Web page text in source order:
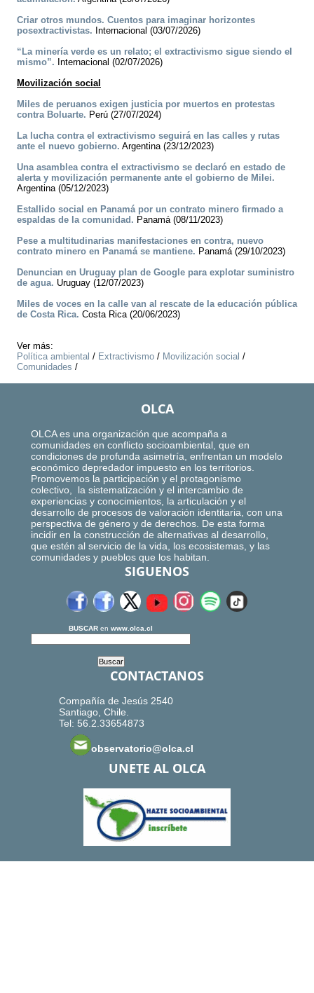
Criar otros mundos. Cuentos para imaginar horizontes
posextractivistas. Internacional (03/07/2026)
“La minería verde es un relato; el extractivismo sigue siendo el
mismo”. Internacional (02/07/2026)
Movilización social
Miles de peruanos exigen justicia por muertos en protestas
contra Boluarte. Perú (27/07/2024)
La lucha contra el extractivismo seguirá en las calles y rutas
ante el nuevo gobierno. Argentina (23/12/2023)
Una asamblea contra el extractivismo se declaró en estado de
alerta y movilización permanente ante el gobierno de Milei.
Argentina (05/12/2023)
Estallido social en Panamá por un contrato minero firmado a
espaldas de la comunidad. Panamá (08/11/2023)
Pese a multitudinarias manifestaciones en contra, nuevo
contrato minero en Panamá se mantiene. Panamá (29/10/2023)
Denuncian en Uruguay plan de Google para explotar suministro
de agua. Uruguay (12/07/2023)
Miles de voces en la calle van al rescate de la educación pública
de Costa Rica. Costa Rica (20/06/2023)
Ver más:
Política ambiental / Extractivismo / Movilización social /
Comunidades /
OLCA
OLCA es una organización que acompaña a
comunidades en conflicto socioambiental, que en
condiciones de profunda asimetría, enfrentan un modelo
económico depredador impuesto en los territorios.
Promovemos la participación y el protagonismo
colectivo, la sistematización y el intercambio de
experiencias y conocimientos, la articulación y el
desarrollo de procesos de valoración identitaria, con una
perspectiva de género y de derechos. De esta forma
incidir en la construcción de alternativas al desarrollo,
que estén al servicio de la vida, los ecosistemas, y las
comunidades y pueblos que los habitan.
SIGUENOS
BUSCAR en www.olca.cl
CONTACTANOS
Compañía de Jesús 2540
Santiago, Chile.
Tel: 56.2.33654873
observatorio@olca.cl
UNETE AL OLCA